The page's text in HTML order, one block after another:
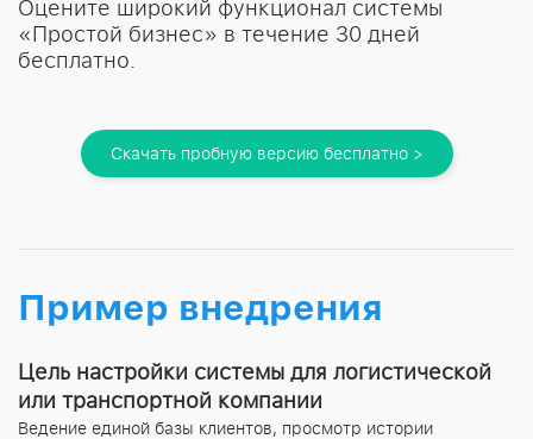
Оцените широкий функционал системы
«Простой бизнес» в течение 30 дней
бесплатно.
Скачать пробную версию бесплатно >
Пример внедрения
Цель настройки системы для логистической
или транспортной компании
Ведение единой базы клиентов, просмотр истории